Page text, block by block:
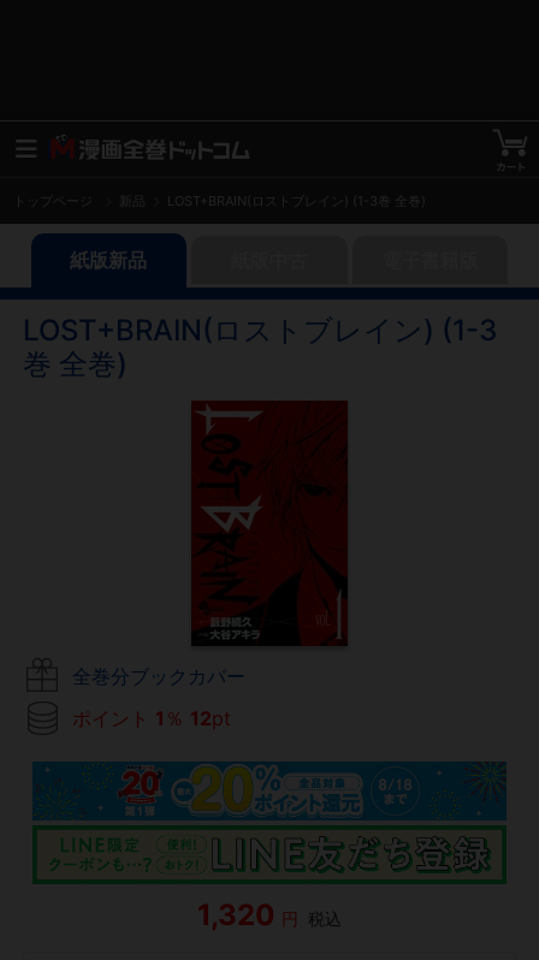
トップページ LOST+BRAIN(ロストブレイン) (1-3巻 全巻)
紙版新品
LOST+BRAIN(ロストブレイン) (1-3
巻 全巻)
全巻分ブックカバー
ポイント 1 ％ 12pt
1,320 円 税込